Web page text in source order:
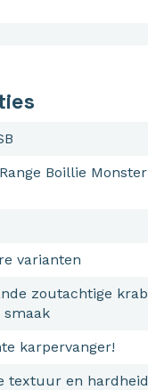
Boillie Monster
varianten
zoutachtige krab
smaak
karpervanger!
textuur en hardheid